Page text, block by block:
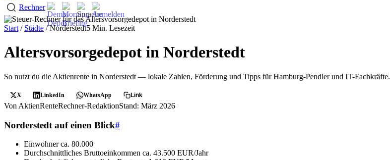
Rechner
Start / Städte / Norderstedt5 Min. Lesezeit
Altersvorsorgedepot in Norderstedt
So nutzt du die Aktienrente in Norderstedt — lokale Zahlen, Förderung und Tipps für Hamburg-Pendler und IT-Fachkräfte.
X LinkedIn WhatsApp Link
Von AktienRenteRechner-RedaktionStand: März 2026
Norderstedt auf einen Blick#
Einwohnerca. 80.000
Durchschnittliches Bruttoeinkommen ca. 43.500 EUR/Jahr